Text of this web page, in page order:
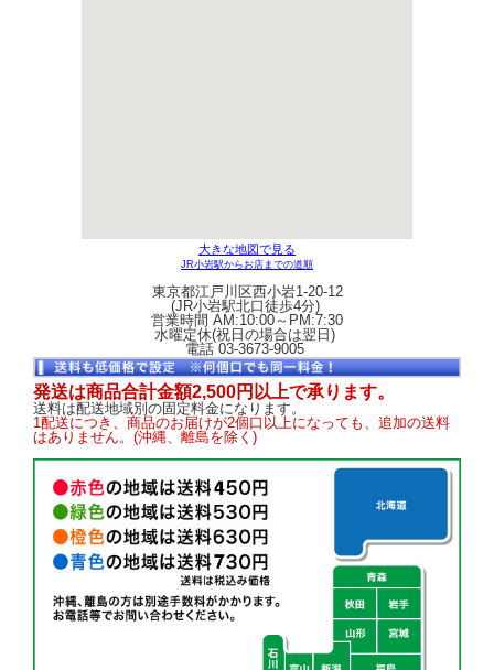
大きな地図で見る
JR小岩駅からお店までの道順
東京都江戸川区西小岩1-20-12
(JR小岩駅北口徒歩4分)
営業時間 AM:10:00～PM:7:30
水曜定休(祝日の場合は翌日)
電話 03-3673-9005
発送は商品合計金額2,500円以上で承ります。
送料は配送地域別の固定料金になります。
1配送につき、商品のお届けが2個口以上になっても、追加の送料
はありません。(沖縄、離島を除く)